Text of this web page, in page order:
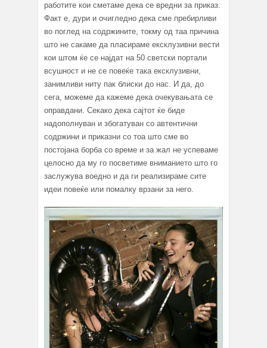
работите кои сметаме дека се вредни за приказ.
Факт е, дури и очигледно дека сме пребирливи
во поглед на содржините, токму од таа причина
што не сакаме да пласираме ексклузивни вести
кои штом ќе се најдат на 50 светски портали
всушност и не се повеќе така ексклузивни,
занимливи ниту пак блиски до нас. И да, до
сега, можеме да кажеме дека очекувањата се
оправдани. Секако дека сајтот ќе биде
надополнуван и збогатуван со автентични
содржини и приказни со тоа што сме во
постојана борба со време и за жал не успеваме
целосно да му го посветиме вниманието што го
заслужува воедно и да ги реализираме сите
идеи повеќе или помалку врзани за него.